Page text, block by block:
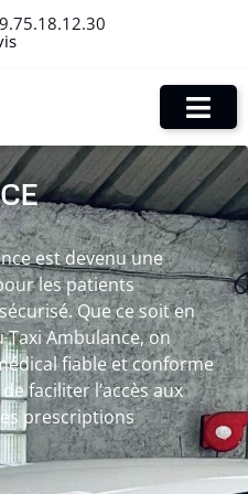
est devenu une
les patients
Que ce soit en
Taxi Ambulance, on
fiable et conforme
faciliter l’accès aux
prescriptions